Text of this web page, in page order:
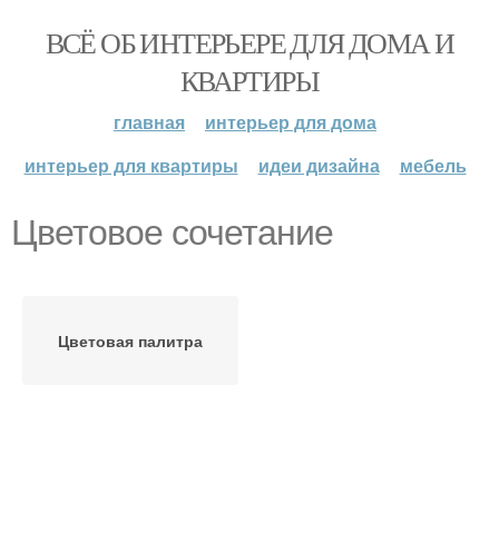
ВСЁ ОБ ИНТЕРЬЕРЕ ДЛЯ ДОМА И
КВАРТИРЫ
главная
интерьер для дома
интерьер для квартиры
идеи дизайна мебель
Цветовое сочетание
Цветовая палитра